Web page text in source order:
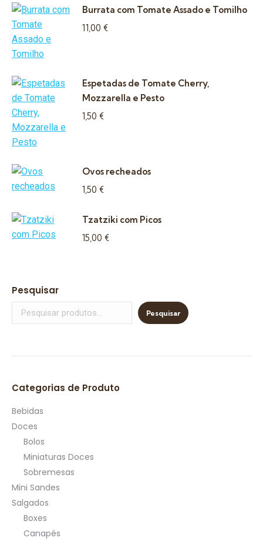
Burrata com Tomate Assado e Tomilho
11,00 €
Espetadas de Tomate Cherry,
Mozzarella e Pesto
1,50 €
Ovos recheados
1,50 €
Tzatziki com Picos
15,00 €
Pesquisar
Pesquisar
Categorias de Produto
Bebidas
Doces
Bolos
Miniaturas Doces
Sobremesas
Mini Sandes
Salgados
Boxes
Canapés